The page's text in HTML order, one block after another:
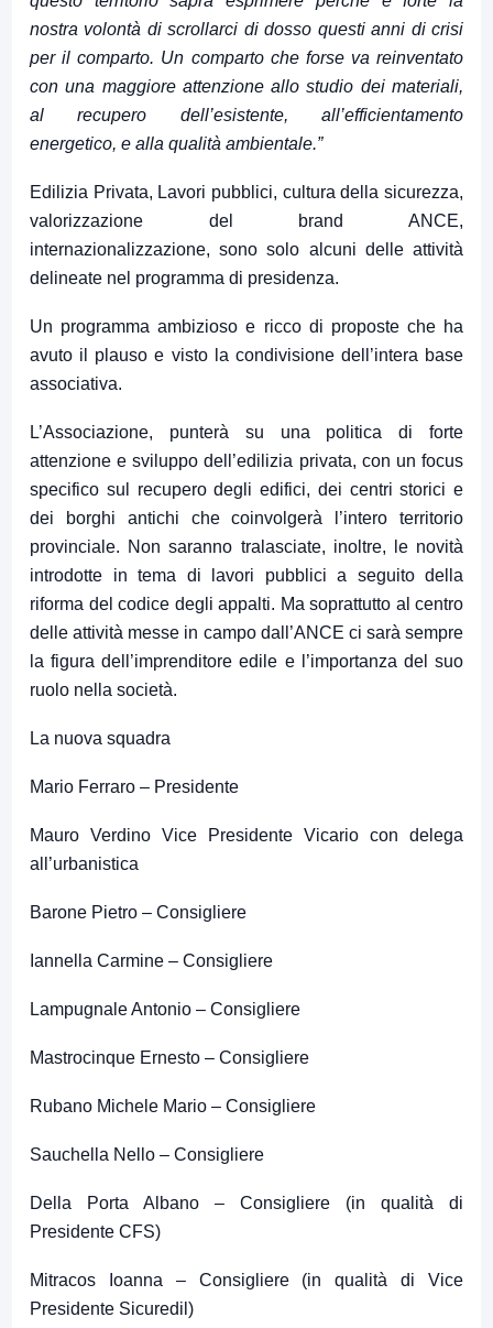
nostra volontà di scrollarci di dosso questi anni di crisi
per il comparto. Un comparto che forse va reinventato
con una maggiore attenzione allo studio dei materiali,
al recupero dell’esistente, all’efficientamento
energetico, e alla qualità ambientale.”
Edilizia Privata, Lavori pubblici, cultura della sicurezza,
valorizzazione del brand ANCE,
internazionalizzazione, sono solo alcuni delle attività
delineate nel programma di presidenza.
Un programma ambizioso e ricco di proposte che ha
avuto il plauso e visto la condivisione dell’intera base
associativa.
L’Associazione, punterà su una politica di forte
attenzione e sviluppo dell’edilizia privata, con un focus
specifico sul recupero degli edifici, dei centri storici e
dei borghi antichi che coinvolgerà l’intero territorio
provinciale. Non saranno tralasciate, inoltre, le novità
introdotte in tema di lavori pubblici a seguito della
riforma del codice degli appalti. Ma soprattutto al centro
delle attività messe in campo dall’ANCE ci sarà sempre
la figura dell’imprenditore edile e l’importanza del suo
ruolo nella società.
La nuova squadra
Mario Ferraro – Presidente
Mauro Verdino Vice Presidente Vicario con delega
all’urbanistica
Barone Pietro – Consigliere
Iannella Carmine – Consigliere
Lampugnale Antonio – Consigliere
Mastrocinque Ernesto – Consigliere
Rubano Michele Mario – Consigliere
Sauchella Nello – Consigliere
Della Porta Albano – Consigliere (in qualità di
Presidente CFS)
Mitracos Ioanna – Consigliere (in qualità di Vice
Presidente Sicuredil)